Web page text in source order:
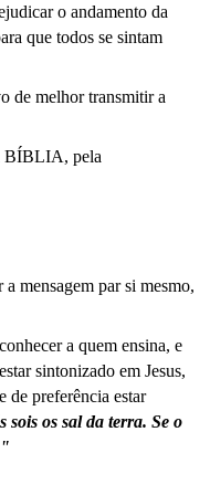
o andamento da
que todos se sintam
de melhor transmitir a
BÍBLIA, pela
mensagem par si mesmo,
a quem ensina, e
sintonizado em Jesus,
de preferência estar
sois os sal da terra. Se o